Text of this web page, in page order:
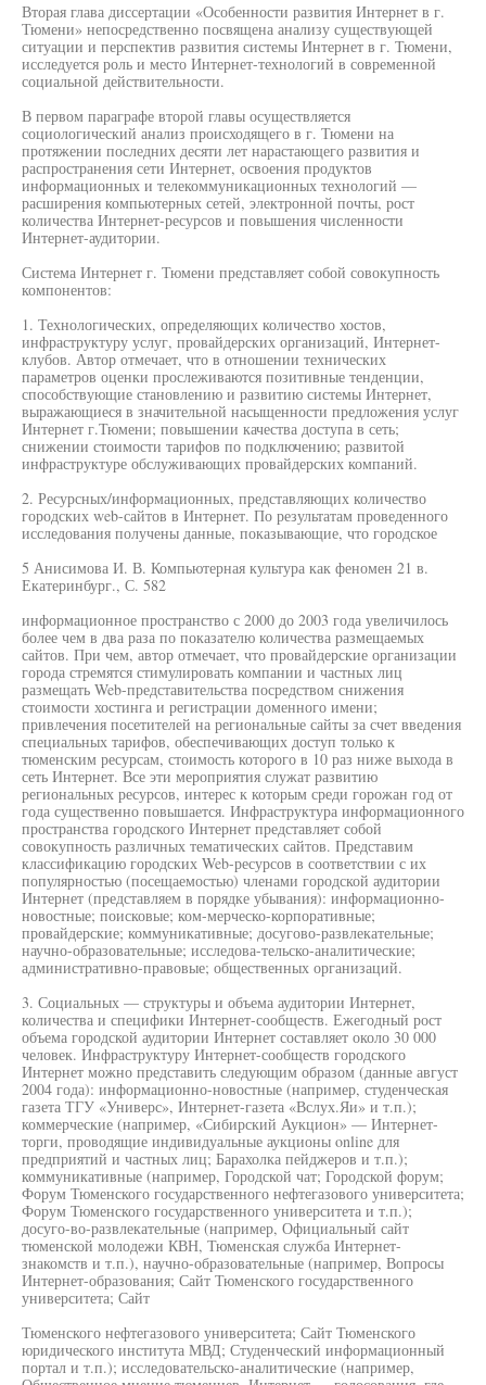
Вторая глава диссертации «Особенности развития Интернет в г.
Тюмени» непосредственно посвящена анализу существующей
ситуации и перспектив развития системы Интернет в г. Тюмени,
исследуется роль и место Интернет-технологий в современной
социальной действительности.
В первом параграфе второй главы осуществляется
социологический анализ происходящего в г. Тюмени на
протяжении последних десяти лет нарастающего развития и
распространения сети Интернет, освоения продуктов
информационных и телекоммуникационных технологий —
расширения компьютерных сетей, электронной почты, рост
количества Интернет-ресурсов и повышения численности
Интернет-аудитории.
Система Интернет г. Тюмени представляет собой совокупность
компонентов:
1. Технологических, определяющих количество хостов,
инфраструктуру услуг, провайдерских организаций, Интернет-
клубов. Автор отмечает, что в отношении технических
параметров оценки прослеживаются позитивные тенденции,
способствующие становлению и развитию системы Интернет,
выражающиеся в значительной насыщенности предложения услуг
Интернет г.Тюмени; повышении качества доступа в сеть;
снижении стоимости тарифов по подключению; развитой
инфраструктуре обслуживающих провайдерских компаний.
2. Ресурсных/информационных, представляющих количество
городских web-сайтов в Интернет. По результатам проведенного
исследования получены данные, показывающие, что городское
5 Анисимова И. В. Компьютерная культура как феномен 21 в.
Екатеринбург., С. 582
информационное пространство с 2000 до 2003 года увеличилось
более чем в два раза по показателю количества размещаемых
сайтов. При чем, автор отмечает, что провайдерские организации
города стремятся стимулировать компании и частных лиц
размещать Web-представительства посредством снижения
стоимости хостинга и регистрации доменного имени;
привлечения посетителей на региональные сайты за счет введения
специальных тарифов, обеспечивающих доступ только к
тюменским ресурсам, стоимость которого в 10 раз ниже выхода в
сеть Интернет. Все эти мероприятия служат развитию
региональных ресурсов, интерес к которым среди горожан год от
года существенно повышается. Инфраструктура информационного
пространства городского Интернет представляет собой
совокупность различных тематических сайтов. Представим
классификацию городских Web-ресурсов в соответствии с их
популярностью (посещаемостью) членами городской аудитории
Интернет (представляем в порядке убывания): информационно-
новостные; поисковые; ком-мерческо-корпоративные;
провайдерские; коммуникативные; досугово-развлекательные;
научно-образовательные; исследова-тельско-аналитические;
административно-правовые; общественных организаций.
3. Социальных — структуры и объема аудитории Интернет,
количества и специфики Интернет-сообществ. Ежегодный рост
объема городской аудитории Интернет составляет около 30 000
человек. Инфраструктуру Интернет-сообществ городского
Интернет можно представить следующим образом (данные август
2004 года): информационно-новостные (например, студенческая
газета ТГУ «Универс», Интернет-газета «Вслух.Яи» и т.п.);
коммерческие (например, «Сибирский Аукцион» — Интернет-
торги, проводящие индивидуальные аукционы online для
предприятий и частных лиц; Барахолка пейджеров и т.п.);
коммуникативные (например, Городской чат; Городской форум;
Форум Тюменского государственного нефтегазового университета;
Форум Тюменского государственного университета и т.п.);
досуго-во-развлекательные (например, Официальный сайт
тюменской молодежи КВН, Тюменская служба Интернет-
знакомств и т.п.), научно-образовательные (например, Вопросы
Интернет-образования; Сайт Тюменского государственного
университета; Сайт
Тюменского нефтегазового университета; Сайт Тюменского
юридического института МВД; Студенческий информационный
портал и т.п.); исследовательско-аналитические (например,